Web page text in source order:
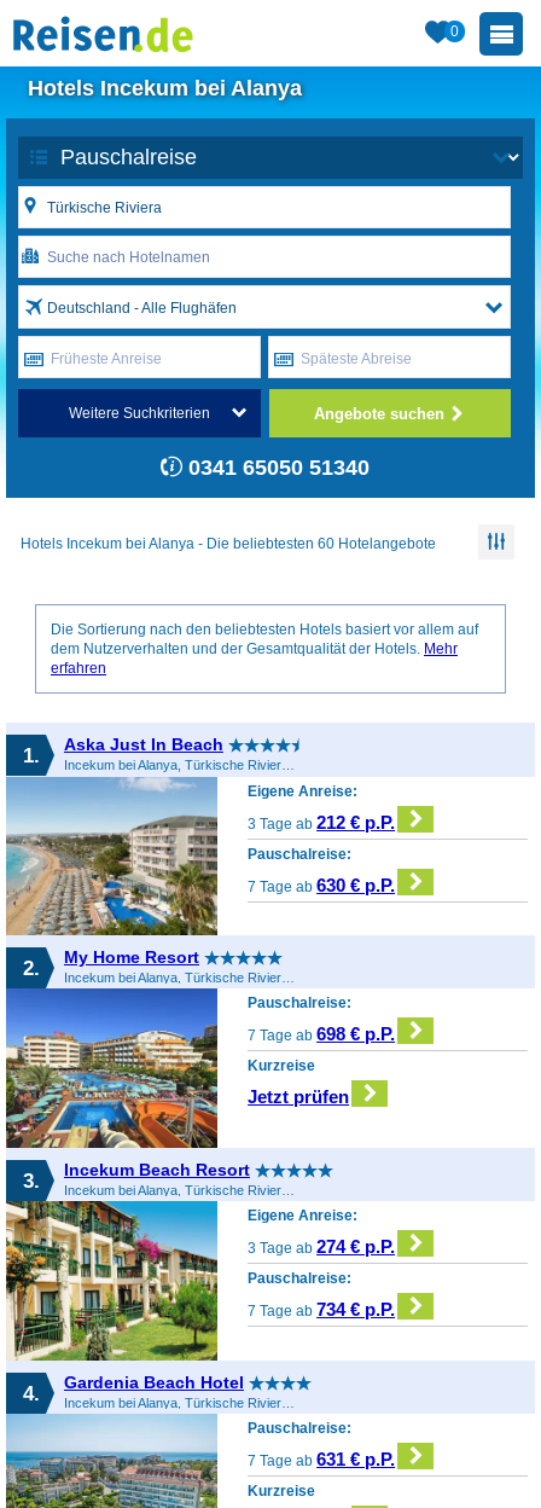
0
Hotels Incekum bei Alanya
Deutschland - Alle Flughäfen
Früheste Anreise Späteste Abreise
Weitere Suchkriterien Angebote suchen
0341 65050 51340
Hotels Incekum bei Alanya - Die beliebtesten 60 Hotelangebote
Die Sortierung nach den beliebtesten Hotels basiert vor allem auf
dem Nutzerverhalten und der Gesamtqualität der Hotels. Mehr
erfahren
1. Aska Just In Beach
Incekum bei Alanya, Türkische Riviera, Türkei
Eigene Anreise:
3 Tage ab212 € p.P.
Pauschalreise:
7 Tage ab630 € p.P.
2. My Home Resort
Incekum bei Alanya, Türkische Riviera, Türkei
Pauschalreise:
7 Tage ab698 € p.P.
Kurzreise
Jetzt prüfen
3. Incekum Beach Resort
Incekum bei Alanya, Türkische Riviera, Türkei
Eigene Anreise:
3 Tage ab274 € p.P.
Pauschalreise:
7 Tage ab 734 € p.P.
4. Gardenia Beach Hotel
Incekum bei Alanya, Türkische Riviera, Türkei
Pauschalreise:
7 Tage ab631 € p.P.
Kurzreise